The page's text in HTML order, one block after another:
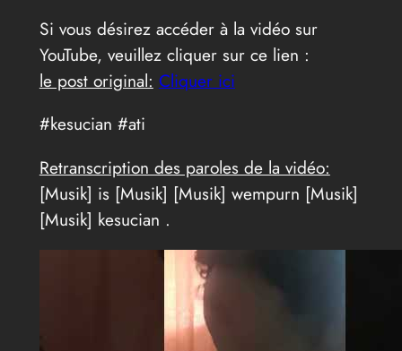
Si vous désirez accéder à la vidéo sur
YouTube, veuillez cliquer sur ce lien :
le post original: Cliquer ici
#kesucian #ati
Retranscription des paroles de la vidéo:
[Musik] is [Musik] [Musik] wempurn [Musik]
[Musik] kesucian .